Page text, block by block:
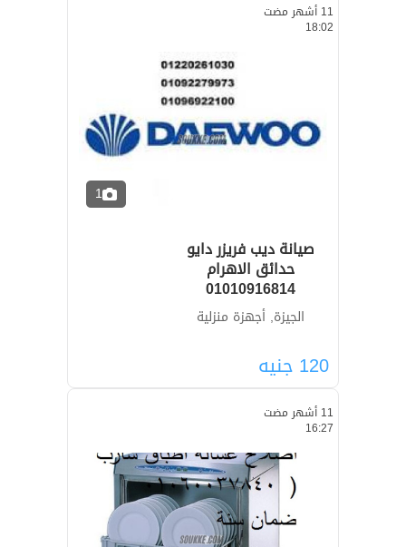
11 أشهر مضت
18:02
1
صيانة ديب فريزر دايو
حدائق الاهرام
01010916814
الجيزة, أجهزة منزلية
120 جنيه
11 أشهر مضت
16:27